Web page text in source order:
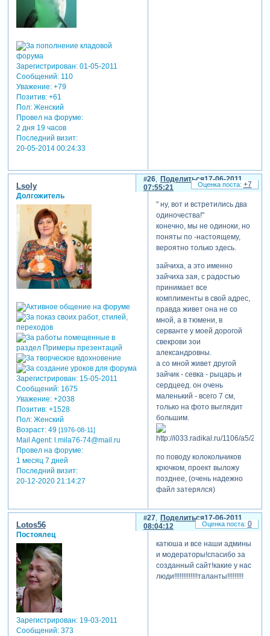
Зарегистрирован: 01-05-2011
Сообщений:110
Уважение: +79
Позитив: +61
Пол:Женский
Провел на форуме:
2 дня 19 часов
Последний визит:
20-05-2014 00:24:33
Поделиться
26
17-06-2011
07:55:21
Lsoly
Долгожитель
Зарегистрирован: 15-05-2011
Сообщений:1675
Уважение: +2038
Позитив: +1528
Пол:Женский
Возраст:49 [1976-08-11]
Mail Agent:l.mila76-74@mail.ru
Провел на форуме:
1 месяц 7 дней
Последний визит:
20-12-2020 21:14:27
" ну, вот и встретились два
одиночества!"
конечно, мы не одиноки, но
поняты по -настоящему,
вероятно только здесь.
зайчиха, а это именно
зайчиха зая, с радостью
принимает все
комплименты в свой адрес,
правда живет она не со
мной, а в тюмени, в
серванте у моей дорогой
свекрови зои
александровны.
а со мной живет другой
зайчик - севка - рыцарь и
сердцеед. он очень
маленький - всего 7 см,
только на фото выглядит
большим.
по поводу колокольчиков
крючком, проект выложу
позднее, (очень надежно
файл затерялся)
+7
Поделиться
27
17-06-2011
08:04:12
Lotos56
Постоялец
Зарегистрирован: 19-03-2011
Сообщений:373
катюша и все наши админы
и модераторы!спасибо за
созданный сайт!какие у нас
люди!!!!!!!!!!!!!таланты!!!!!!!!!
0